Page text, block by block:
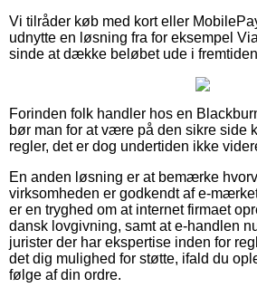
Vi tilråder køb med kort eller
udnytte en løsning fra for eksempel
sinde at dække beløbet ude i
Forinden folk handler hos en
bør man for at være på den sikre side
regler, det er dog undertiden ikke
En anden løsning er at bemærke
virksomheden er godkendt af e-
er en tryghed om at internet firmaet
dansk lovgivning, samt at e-handlen
jurister der har ekspertise inden for
det dig mulighed for støtte, ifald du
følge af din ordre.